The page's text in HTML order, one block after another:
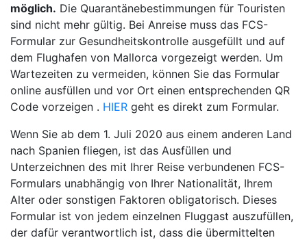
möglich. Die Quarantänebestimmungen für Touristen
sind nicht mehr gültig. Bei Anreise muss das FCS-
Formular zur Gesundheitskontrolle ausgefüllt und auf
dem Flughafen von Mallorca vorgezeigt werden. Um
Wartezeiten zu vermeiden, können Sie das Formular
online ausfüllen und vor Ort einen entsprechenden QR
Code vorzeigen . HIER geht es direkt zum Formular.
Wenn Sie ab dem 1. Juli 2020 aus einem anderen Land
nach Spanien fliegen, ist das Ausfüllen und
Unterzeichnen des mit Ihrer Reise verbundenen FCS-
Formulars unabhängig von Ihrer Nationalität, Ihrem
Alter oder sonstigen Faktoren obligatorisch. Dieses
Formular ist von jedem einzelnen Fluggast auszufüllen,
der dafür verantwortlich ist, dass die übermittelten